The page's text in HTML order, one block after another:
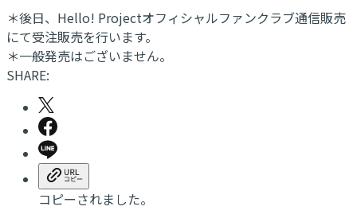
＊後日、Hello! Projectオフィシャルファンクラブ通信販売
にて受注販売を行います。
＊一般発売はございません。
SHARE:
コピーされました。